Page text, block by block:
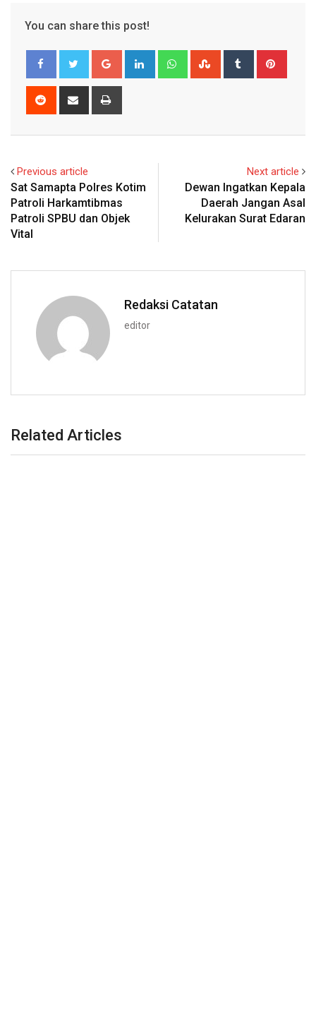
You can share this post!
Google+ LinkedIn WhatsappStumbleUpon
Tumblr
Reddit
Share
Previous article
Sat Samapta Polres Kotim
Patroli Harkamtibmas
Patroli SPBU dan Objek
Vital
Next article
Dewan Ingatkan Kepala
Daerah Jangan Asal
Kelurakan Surat Edaran
Redaksi Catatan
editor
Related Articles